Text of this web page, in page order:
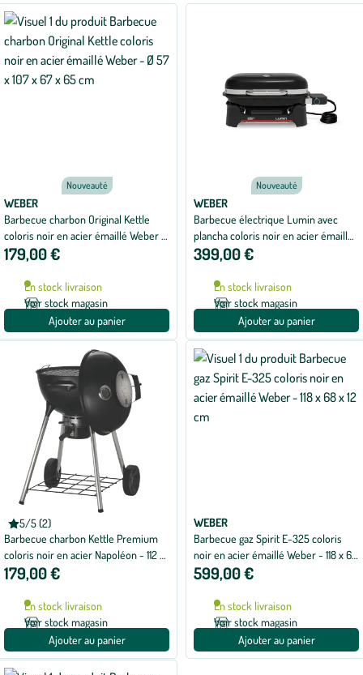
Nouveauté
WEBER
Barbecue charbon Original Kettle
coloris noir en acier émaillé Weber -
Ø 57 x 107 x 67 x 65 cm
179,00 €
En stock livraison
Voir stock magasin
Ajouter au panier
Nouveauté
WEBER
Barbecue électrique Lumin avec
plancha coloris noir en acier émaillé
Weber - 31 x 49 x 66 cm
399,00 €
En stock livraison
Voir stock magasin
Ajouter au panier
5/5 (2)
Note
moyenne
de
5
sur
NAPOLEON
Barbecue charbon Kettle Premium
coloris noir en acier Napoléon - 112 x
50 x 93 cm
179,00 €
En stock livraison
Voir stock magasin
Ajouter au panier
WEBER
Barbecue gaz Spirit E-325 coloris
noir en acier émaillé Weber - 118 x 68
x 12 cm
599,00 €
En stock livraison
Voir stock magasin
Ajouter au panier